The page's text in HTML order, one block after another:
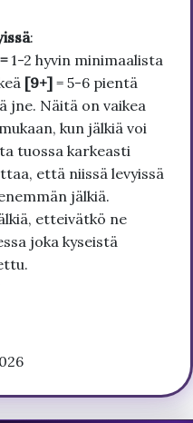
:
1-2 hyvin minimaalista
[9+] = 5-6 pientä
jne. Näitä on vaikea
kun jälkiä voi
tuossa karkeasti
että niissä levyissä
jälkiä.
etteivätkö ne
joka kyseistä